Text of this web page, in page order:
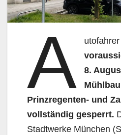
A
8.
Prinzregenten- und
vollständig gesperrt.
Stadtwerke München